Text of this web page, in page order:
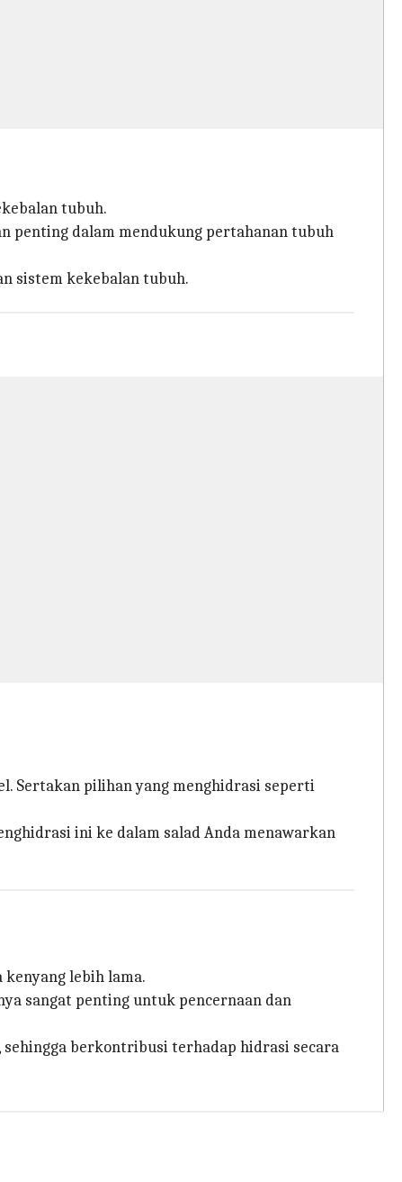
tubuh.
penting dalam mendukung pertahanan tubuh
sistem kekebalan tubuh.
Sertakan pilihan yang menghidrasi seperti
ini ke dalam salad Anda menawarkan
lebih lama.
sangat penting untuk pencernaan dan
berkontribusi terhadap hidrasi secara